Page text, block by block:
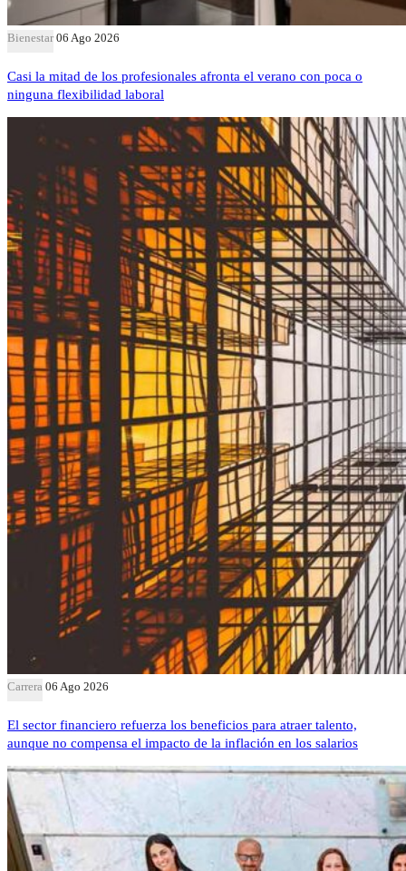
Bienestar 06 Ago 2026
Casi la mitad de los profesionales afronta el verano con poca o
ninguna flexibilidad laboral
Carrera 06 Ago 2026
El sector financiero refuerza los beneficios para atraer talento,
aunque no compensa el impacto de la inflación en los salarios